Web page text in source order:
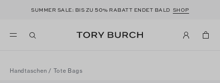
SUMMER SALE: BIS ZU50% RABATT ENDET BALD SHOP
Handtaschen / Tote Bags